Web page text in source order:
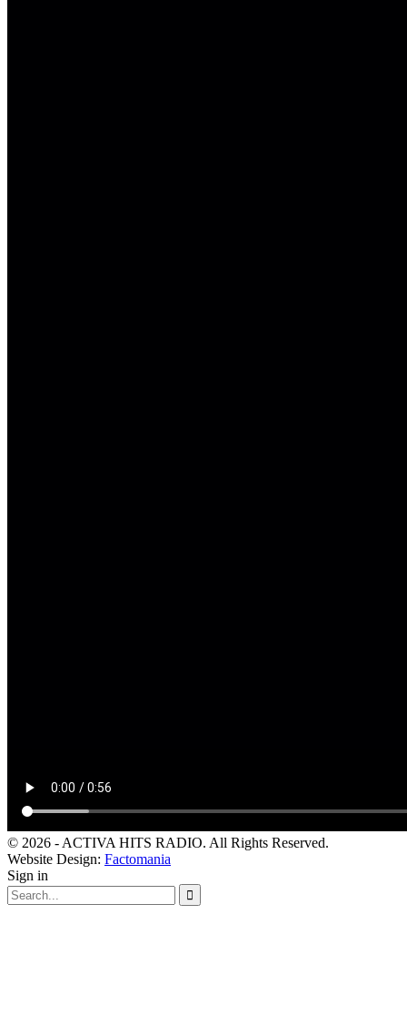
© 2026 - ACTIVA HITS RADIO. All Rights Reserved.
Website Design: Factomania
Sign in